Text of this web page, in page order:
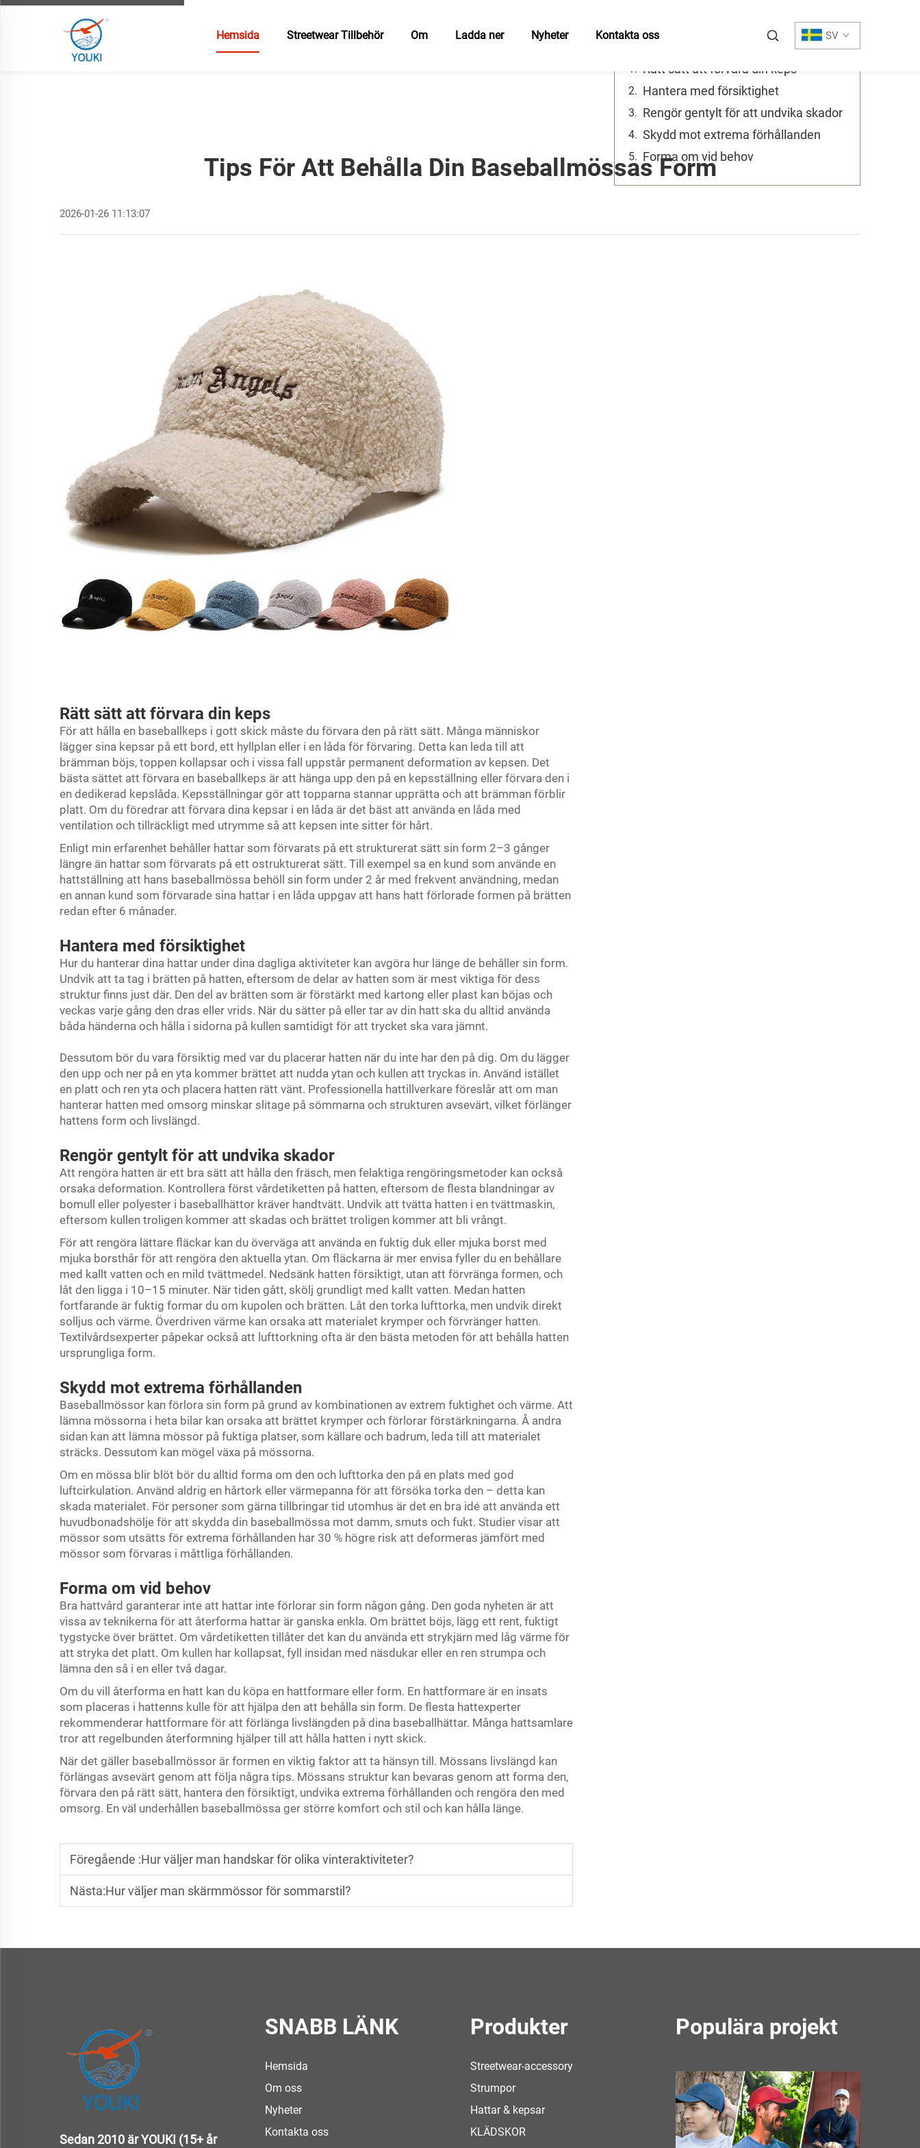
Hemsida Streetwear Tillbehör Om Ladda ner Nyheter Kontakta oss SV
Tips För Att Behålla Din Baseballmössas Form
2026-01-26 11:13:07
Rätt sätt att förvara din keps
För att hålla en baseballkeps i gott skick måste du förvara den på rätt sätt. Många människor
lägger sina kepsar på ett bord, ett hyllplan eller i en låda för förvaring. Detta kan leda till att
brämman böjs, toppen kollapsar och i vissa fall uppstår permanent deformation av kepsen. Det
bästa sättet att förvara en baseballkeps är att hänga upp den på en kepsställning eller förvara den i
en dedikerad kepslåda. Kepsställningar gör att topparna stannar upprätta och att brämman förblir
platt. Om du föredrar att förvara dina kepsar i en låda är det bäst att använda en låda med
ventilation och tillräckligt med utrymme så att kepsen inte sitter för hårt.
Enligt min erfarenhet behåller hattar som förvarats på ett strukturerat sätt sin form 2–3 gånger
längre än hattar som förvarats på ett ostrukturerat sätt. Till exempel sa en kund som använde en
hattställning att hans baseballmössa behöll sin form under 2 år med frekvent användning, medan
en annan kund som förvarade sina hattar i en låda uppgav att hans hatt förlorade formen på brätten
redan efter 6 månader.
Hantera med försiktighet
Hur du hanterar dina hattar under dina dagliga aktiviteter kan avgöra hur länge de behåller sin form.
Undvik att ta tag i brätten på hatten, eftersom de delar av hatten som är mest viktiga för dess
struktur finns just där. Den del av brätten som är förstärkt med kartong eller plast kan böjas och
veckas varje gång den dras eller vrids. När du sätter på eller tar av din hatt ska du alltid använda
båda händerna och hålla i sidorna på kullen samtidigt för att trycket ska vara jämnt.
Dessutom bör du vara försiktig med var du placerar hatten när du inte har den på dig. Om du lägger
den upp och ner på en yta kommer brättet att nudda ytan och kullen att tryckas in. Använd istället
en platt och ren yta och placera hatten rätt vänt. Professionella hattillverkare föreslår att om man
hanterar hatten med omsorg minskar slitage på sömmarna och strukturen avsevärt, vilket förlänger
hattens form och livslängd.
Rengör gentylt för att undvika skador
Att rengöra hatten är ett bra sätt att hålla den fräsch, men felaktiga rengöringsmetoder kan också
orsaka deformation. Kontrollera först vårdetiketten på hatten, eftersom de flesta blandningar av
bomull eller polyester i baseballhättor kräver handtvätt. Undvik att tvätta hatten i en tvättmaskin,
eftersom kullen troligen kommer att skadas och brättet troligen kommer att bli vrångt.
För att rengöra lättare fläckar kan du överväga att använda en fuktig duk eller mjuka borst med
mjuka borsthår för att rengöra den aktuella ytan. Om fläckarna är mer envisa fyller du en behållare
med kallt vatten och en mild tvättmedel. Nedsänk hatten försiktigt, utan att förvränga formen, och
låt den ligga i 10–15 minuter. När tiden gått, skölj grundligt med kallt vatten. Medan hatten
fortfarande är fuktig formar du om kupolen och brätten. Låt den torka lufttorka, men undvik direkt
solljus och värme. Överdriven värme kan orsaka att materialet krymper och förvränger hatten.
Textilvårdsexperter påpekar också att lufttorkning ofta är den bästa metoden för att behålla hatten
ursprungliga form.
Skydd mot extrema förhållanden
Baseballmössor kan förlora sin form på grund av kombinationen av extrem fuktighet och värme. Att
lämna mössorna i heta bilar kan orsaka att brättet krymper och förlorar förstärkningarna. Å andra
sidan kan att lämna mössor på fuktiga platser, som källare och badrum, leda till att materialet
sträcks. Dessutom kan mögel växa på mössorna.
Om en mössa blir blöt bör du alltid forma om den och lufttorka den på en plats med god
luftcirkulation. Använd aldrig en hårtork eller värmepanna för att försöka torka den – detta kan
skada materialet. För personer som gärna tillbringar tid utomhus är det en bra idé att använda ett
huvudbonadshölje för att skydda din baseballmössa mot damm, smuts och fukt. Studier visar att
mössor som utsätts för extrema förhållanden har 30 % högre risk att deformeras jämfört med
mössor som förvaras i måttliga förhållanden.
Forma om vid behov
Bra hattvård garanterar inte att hattar inte förlorar sin form någon gång. Den goda nyheten är att
vissa av teknikerna för att återforma hattar är ganska enkla. Om brättet böjs, lägg ett rent, fuktigt
tygstycke över brättet. Om vårdetiketten tillåter det kan du använda ett strykjärn med låg värme för
att stryka det platt. Om kullen har kollapsat, fyll insidan med näsdukar eller en ren strumpa och
lämna den så i en eller två dagar.
Om du vill återforma en hatt kan du köpa en hattformare eller form. En hattformare är en insats
som placeras i hattenns kulle för att hjälpa den att behålla sin form. De flesta hattexperter
rekommenderar hattformare för att förlänga livslängden på dina baseballhättar. Många hattsamlare
tror att regelbunden återformning hjälper till att hålla hatten i nytt skick.
När det gäller baseballmössor är formen en viktig faktor att ta hänsyn till. Mössans livslängd kan
förlängas avsevärt genom att följa några tips. Mössans struktur kan bevaras genom att forma den,
förvara den på rätt sätt, hantera den försiktigt, undvika extrema förhållanden och rengöra den med
omsorg. En väl underhållen baseballmössa ger större komfort och stil och kan hålla länge.
Föregående :Hur väljer man handskar för olika vinteraktiviteter?
Nästa:Hur väljer man skärmmössor för sommarstil?
Rätt sätt att förvara din keps
Hantera med försiktighet
Rengör gentylt för att undvika skador
Skydd mot extrema förhållanden
Forma om vid behov
Sedan 2010 är YOUKI (15+ år
SNABB LÄNK
Hemsida
Om oss
Nyheter
Kontakta oss
Produkter
Streetwear-accessory
Strumpor
Hattar & kepsar
KLÄDSKOR
Populära projekt